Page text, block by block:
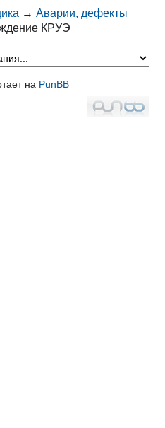
→Аварии, дефекты
КРУЭ
на PunBB